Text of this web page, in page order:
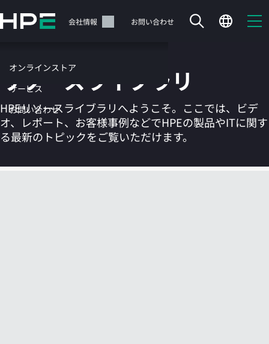
イ
テ
ツ
に
ス
ッ
サポート 会社情報 お問い合わせ
オンラインストア
サービス
お問い合わせ
カートは空です
リソースライブラリ
HPEリソースライブラリへようこそ。ここでは、ビデ
オ、レポート、お客様事例などでHPEの製品やITに関す
る最新のトピックをご覧いただけます。